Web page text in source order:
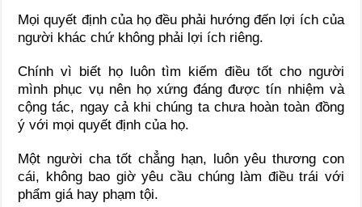
Mọi quyết định của họ đều phải hướng đến lợi ích của
người khác chứ không phải lợi ích riêng.
Chính vì biết họ luôn tìm kiếm điều tốt cho người
mình phục vụ nên họ xứng đáng được tín nhiệm và
cộng tác, ngay cả khi chúng ta chưa hoàn toàn đồng
ý với mọi quyết định của họ.
Một người cha tốt chẳng hạn, luôn yêu thương con
cái, không bao giờ yêu cầu chúng làm điều trái với
phẩm giá hay phạm tội.